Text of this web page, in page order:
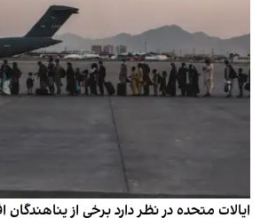
ایالات متحده در نظر دارد برخی از پناهندگان